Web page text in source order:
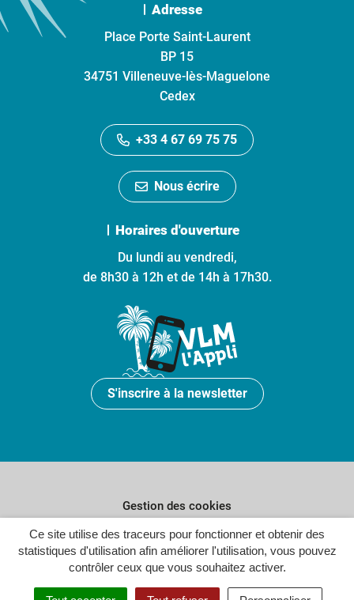
Ce site utilise des traceurs pour fonctionner et obtenir des
statistiques d'utilisation afin améliorer l'utilisation, vous pouvez
contrôler ceux que vous souhaitez activer.
Adresse
Place Porte Saint-Laurent
BP 15
34751 Villeneuve-lès-Maguelone
Cedex
+33 4 67 69 75 75
Nous écrire
Horaires d'ouverture
Du lundi au vendredi,
de 8h30 à 12h et de 14h à 17h30.
S'inscrire à la newsletter
Gestion des cookies
Plan du site
Politique de confidentialité
Crédits